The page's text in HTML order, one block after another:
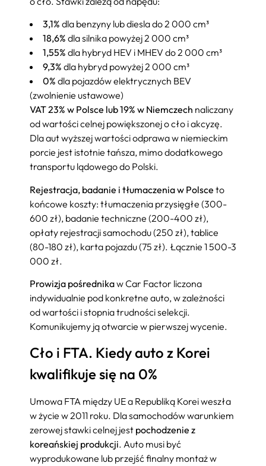
3,1% dla benzyny lub diesla do 2 000 cm³
18,6% dla silnika powyżej 2 000 cm³
1,55% dla hybryd HEV i MHEV do 2 000 cm³
9,3% dla hybryd powyżej 2 000 cm³
0% dla pojazdów elektrycznych BEV
(zwolnienie ustawowe)
VAT 23% w Polsce lub 19% w Niemczech naliczany
od wartości celnej powiększonej o cło i akcyzę.
Dla aut wyższej wartości odprawa w niemieckim
porcie jest istotnie tańsza, mimo dodatkowego
transportu lądowego do Polski.
Rejestracja, badanie i tłumaczenia w Polsce to
końcowe koszty: tłumaczenia przysięgłe (300-
600 zł), badanie techniczne (200-400 zł),
opłaty rejestracji samochodu (250 zł), tablice
(80-180 zł), karta pojazdu (75 zł). Łącznie 1 500-3
000 zł.
Prowizja pośrednikaw Car Factor liczona
indywidualnie pod konkretne auto, w zależności
od wartości i stopnia trudności selekcji.
Komunikujemy ją otwarcie w pierwszej wycenie.
Cło i FTA. Kiedy auto z Korei
kwalifikuje się na 0%
Umowa FTA między UE a Republiką Korei weszła
w życie w 2011 roku. Dla samochodów warunkiem
zerowej stawki celnej jest pochodzenie z
koreańskiej produkcji. Auto musi być
wyprodukowane lub przejść finalny montaż w